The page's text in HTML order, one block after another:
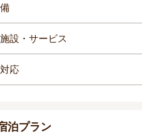
設・サービス
応
泊プラン